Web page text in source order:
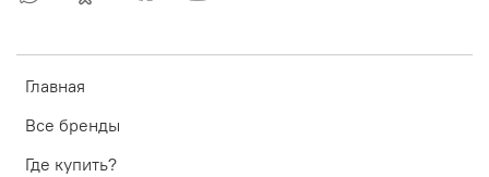
Главная
Все бренды
Где купить?